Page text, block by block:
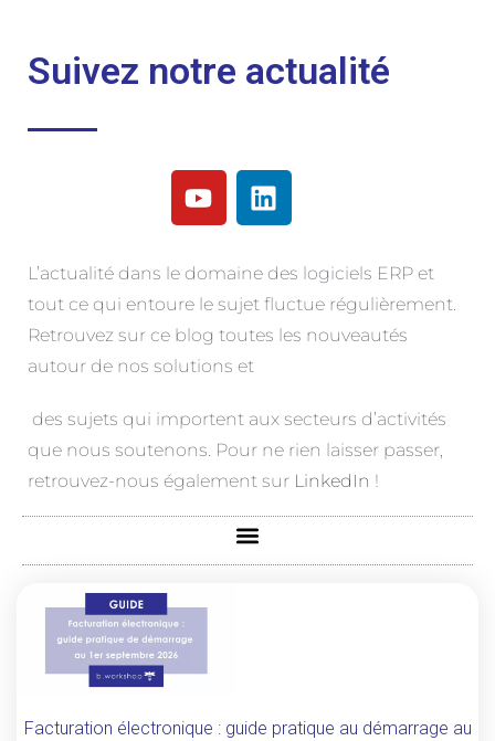
Suivez notre actualité
L’actualité dans le domaine des logiciels ERP et
tout ce qui entoure le sujet fluctue régulièrement.
Retrouvez sur ce blog toutes les nouveautés
autour de nos solutions et
des sujets qui importent aux secteurs d’activités
que nous soutenons. Pour ne rien laisser passer,
retrouvez-nous également sur LinkedIn !
Facturation électronique : guide pratique au démarrage au